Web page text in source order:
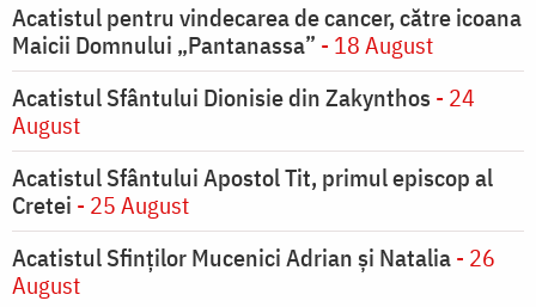
Acatistul pentru vindecarea de cancer, către icoana
Maicii Domnului „Pantanassa” - 18 August
Acatistul Sfântului Dionisie din Zakynthos - 24
August
Acatistul Sfântului Apostol Tit, primul episcop al
Cretei - 25 August
Acatistul Sfinților Mucenici Adrian și Natalia- 26
August